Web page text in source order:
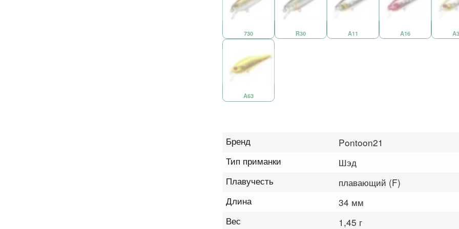
730 R30 A11 A16
A63
Бренд
Pontoon21
Тип приманки
Шэд
Плавучесть
плавающий (F)
Длина
34 мм
Вес
1,45 г